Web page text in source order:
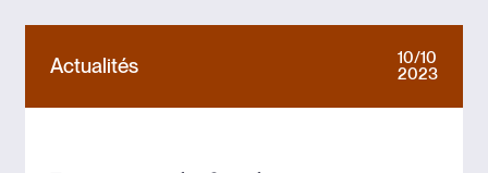
Actualités
10/10
2023